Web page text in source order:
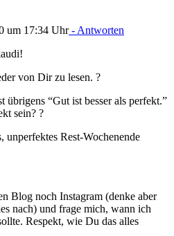
um 17:34 Uhr- Antworten
von Dir zu lesen. ?
“Gut ist besser als perfekt.”
sein? ?
unperfektes Rest-Wochenende
Blog noch Instagram (denke aber
nach) und frage mich, wann ich
Respekt, wie Du das alles